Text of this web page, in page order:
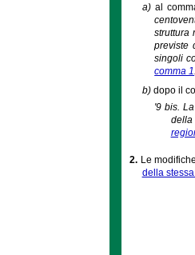
a) al
struttura
previste
singoli
comma 1
b) dopo il
'9 bis.
della
2. Le
della